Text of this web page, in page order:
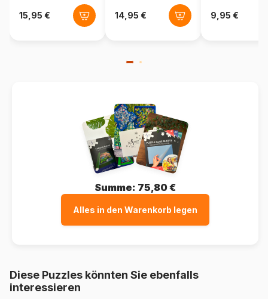
Verpackung Puzzlekarton
Summe: 75,80 €
Alles in den Warenkorb legen
Diese Puzzles könnten Sie ebenfalls
interessieren